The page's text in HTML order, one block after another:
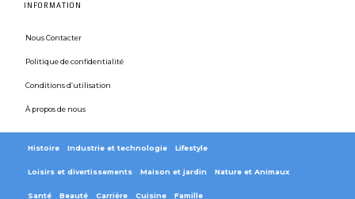
INFORMATION
Nous Contacter
Politique de confidentialité
Conditions d’utilisation
À propos de nous
Histoire Industrie et technologie Lifestyle
Loisirs et divertissements Maison et jardin Nature et Animaux
Santé Beauté Carrière Cuisine Famille